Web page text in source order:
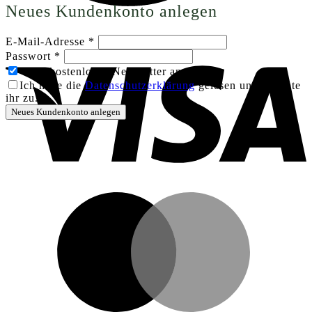
Neues Kundenkonto anlegen
E-Mail-Adresse *
Passwort *
Zum kostenlosen Newsletter anmelden
Ich habe dieDatenschutzerklärunggelesen und stimmte
ihr zu.
*
Neues Kundenkonto anlegen